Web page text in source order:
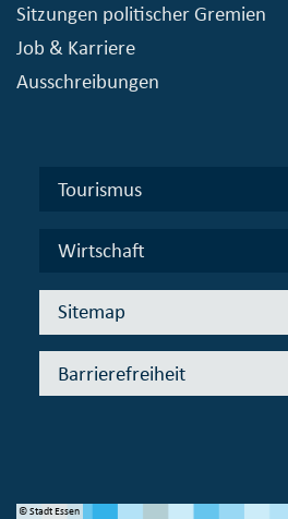
Sitzungen politischer Gremien
Job & Karriere
Ausschreibungen
Tourismus
Wirtschaft
Sitemap
Barrierefreiheit
© Stadt Essen